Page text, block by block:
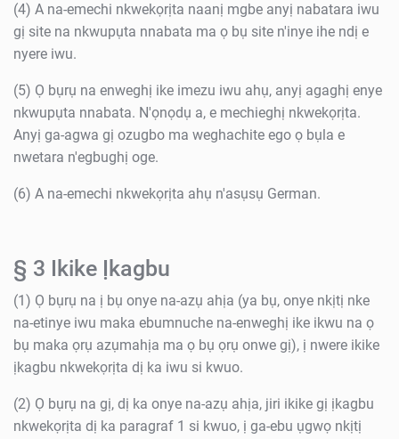
(4) A na-emechi nkwekọrịta naanị mgbe anyị nabatara iwu
gị site na nkwupụta nnabata ma ọ bụ site n'inye ihe ndị e
nyere iwu.
(5) Ọ bụrụ na enweghị ike imezu iwu ahụ, anyị agaghị enye
nkwupụta nnabata. N'ọnọdụ a, e mechieghị nkwekọrịta.
Anyị ga-agwa gị ozugbo ma weghachite ego ọ bụla e
nwetara n'egbughị oge.
(6) A na-emechi nkwekọrịta ahụ n'asụsụ German.
§ 3 Ikike Ịkagbu
(1) Ọ bụrụ na ị bụ onye na-azụ ahịa (ya bụ, onye nkịtị nke
na-etinye iwu maka ebumnuche na-enweghị ike ikwu na ọ
bụ maka ọrụ azụmahịa ma ọ bụ ọrụ onwe gị), ị nwere ikike
ịkagbu nkwekọrịta dị ka iwu si kwuo.
(2) Ọ bụrụ na gị, dị ka onye na-azụ ahịa, jiri ikike gị ịkagbu
nkwekọrịta dị ka paragraf 1 si kwuo, ị ga-ebu ụgwọ nkịtị